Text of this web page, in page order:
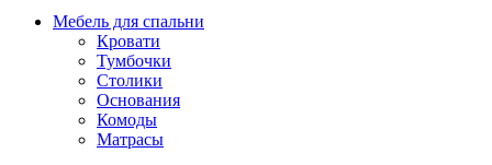
Мебель для спальни
Кровати
Тумбочки
Столики
Основания
Комоды
Матрасы